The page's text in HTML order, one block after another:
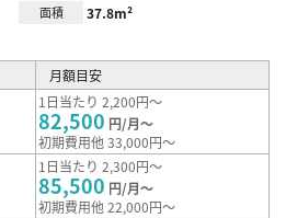
面積 37.8m²
月額目安
1日当たり 2,200円～
82,500 円/月～
初期費用他 33,000円～
1日当たり 2,300円～
85,500 円/月～
初期費用他 22,000円～